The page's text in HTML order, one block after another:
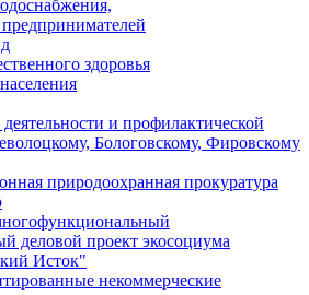
здоровья
и профилактической
Бологовскому, Фировскому
природоохранная прокуратура
деловой проект экосоциума
Исток"
некоммерческие